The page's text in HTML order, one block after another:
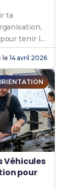
ta
tenir le
le 14 avril 2026
Véhicules
pour